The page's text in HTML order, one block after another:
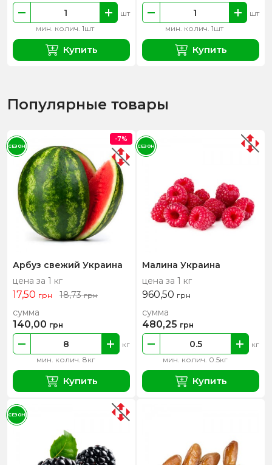
мин. колич. 1шт
шт
Купить
мин. колич. 1шт
шт
Купить
Популярные товары
Арбуз свежий Украина
цена за 1 кг
17,50 грн 18,73грн
мин. колич. 8кг
кг
сумма
140,00 грн
Купить
-7%
СЕЗОН
Малина Украина
цена за 1 кг
960,50 грн
мин. колич. 0.5кг
кг
сумма
480,25 грн
Купить
СЕЗОН
СЕЗОН